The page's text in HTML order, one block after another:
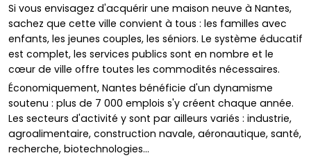
Si vous envisagez d'acquérir une maison neuve à Nantes,
sachez que cette ville convient à tous : les familles avec
enfants, les jeunes couples, les séniors. Le système éducatif
est complet, les services publics sont en nombre et le
cœur de ville offre toutes les commodités nécessaires.
Économiquement, Nantes bénéficie d'un dynamisme
soutenu : plus de 7 000 emplois s'y créent chaque année.
Les secteurs d'activité y sont par ailleurs variés : industrie,
agroalimentaire, construction navale, aéronautique, santé,
recherche, biotechnologies...